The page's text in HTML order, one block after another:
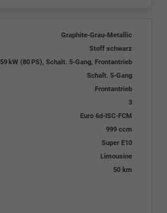
Graphite-Grau-Metallic
Stoff schwarz
59 kW (80 PS), Schalt. 5-Gang, Frontantrieb
Schalt. 5-Gang
Frontantrieb
3
Euro 6d-ISC-FCM
999 ccm
Super E10
Limousine
50 km